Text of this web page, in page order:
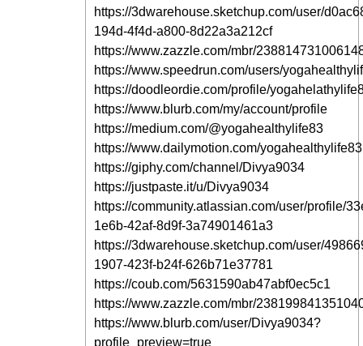
https://3dwarehouse.sketchup.com/user/
194d-4f4d-a800-8d22a3a212cf
https://www.zazzle.com/mbr/
https://www.speedrun.com/users/
https://doodleordie.com/profile/
https://www.blurb.com/my/account/profile
https://medium.com/@yogahealthylife83
https://www.dailymotion.com/yogahealthylife83
https://giphy.com/channel/Divya9034
https://justpaste.it/u/Divya9034
https://community.atlassian.com/user/profile/
1e6b-42af-8d9f-3a74901461a3
https://3dwarehouse.sketchup.com/user/
1907-423f-b24f-626b71e37781
https://coub.com/5631590ab47abf0ec5c1
https://www.zazzle.com/mbr/
https://www.blurb.com/user/Divya9034?
profile_preview=true